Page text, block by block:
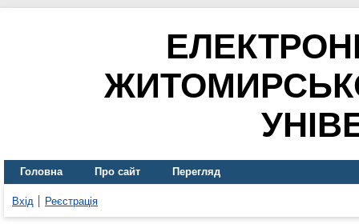
Головна Про сайт Перегляд
Вхід Реєстрація